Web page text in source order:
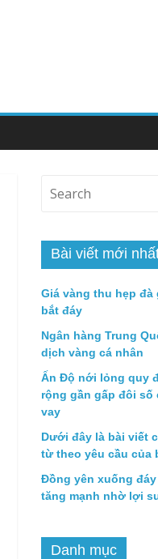
Bài viết mới
Giá vàng thu hẹp
bắt đáy
Ngân hàng Trung
dịch vàng cá nhân
Ấn Độ nới lỏng quy
rộng gần gấp đôi
vay
Dưới đây là bài viết
từ theo yêu cầu của
Đồng yên xuống đáy
tăng mạnh nhờ lợi
Danh mục